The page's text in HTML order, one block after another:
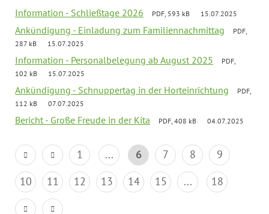
Information - Schließtage 2026 PDF, 593 kB 15.07.2025
Ankündigung - Einladung zum Familiennachmittag
PDF,
287 kB
15.07.2025
Information - Personalbelegung ab August 2025
PDF,
102 kB
15.07.2025
Ankündigung - Schnuppertag in der Horteinrichtung
PDF,
112 kB
07.07.2025
Bericht - Große Freude in der Kita PDF, 408 kB 04.07.2025
1 ... 6 7 8
9
10
11 12 13 14 15 ... 18